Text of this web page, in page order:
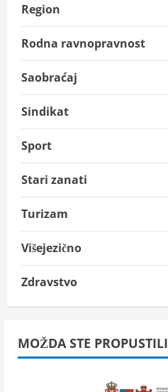
Region
Rodna ravnopravnost
Saobraćaj
Sindikat
Sport
Stari zanati
Turizam
Višejezično
Zdravstvo
MOŽDA STE PROPUSTILI